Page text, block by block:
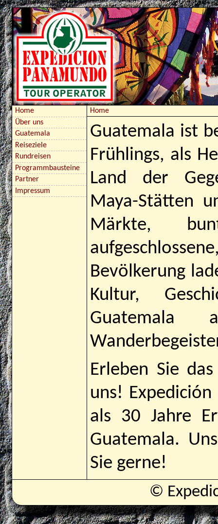
Home
Über uns
Guatemala
Reiseziele
Rundreisen
Programmbausteine
Partner
Impressum
Home
Guatemala ist
Frühlings, als
Land der
Maya-Stätten
Märkte,
Bevölkerung
Kultur,
Erleben Sie
uns!
als 30 Jahre
Guatemala.
Sie gerne!
©